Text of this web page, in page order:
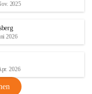
2025
2026
2026